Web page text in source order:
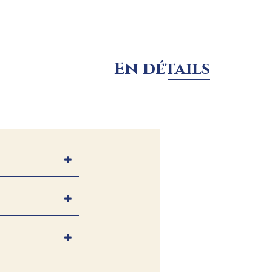
En détails